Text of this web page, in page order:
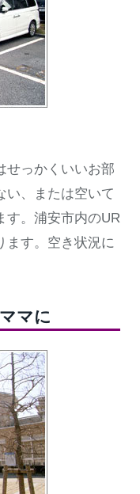
せっかくいいお部
い、または空いて
す。浦安市内のUR
ます。空き状況に
マに